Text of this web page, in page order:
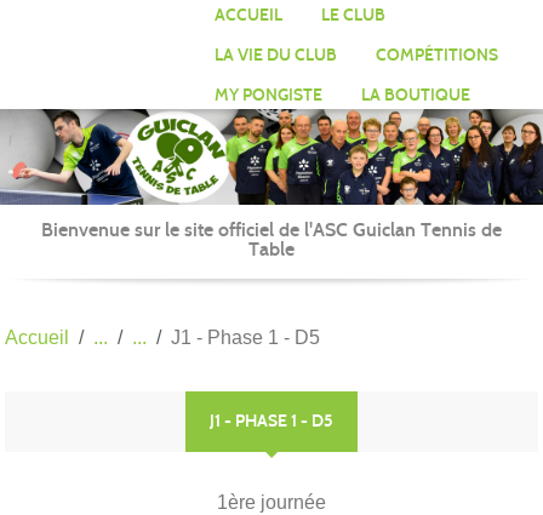
ACCUEIL
LE CLUB
LA VIE DU CLUB
COMPÉTITIONS
MY PONGISTE
LA BOUTIQUE
Bienvenue sur le site officiel de l'ASC Guiclan Tennis de
Table
Accueil J1 - Phase 1 - D5
J1 - PHASE 1 - D5
1ère journée
Panneau de gestion des cookies